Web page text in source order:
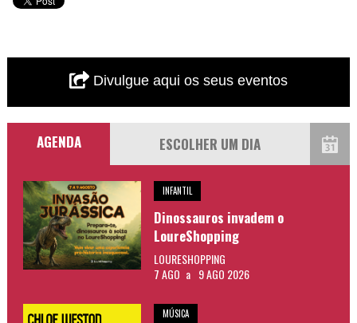
Divulgue aqui os seus eventos
AGENDA
INFANTIL
Dinossauros invadem o
LoureShopping
LOURESHOPPING
7 AGO a 9 AGO 2026
MÚSICA